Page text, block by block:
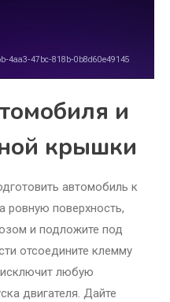
и
крышки
автомобиль к
ровную поверхность,
и подложите под
отсоедините клемму
исключит любую
двигателя. Дайте